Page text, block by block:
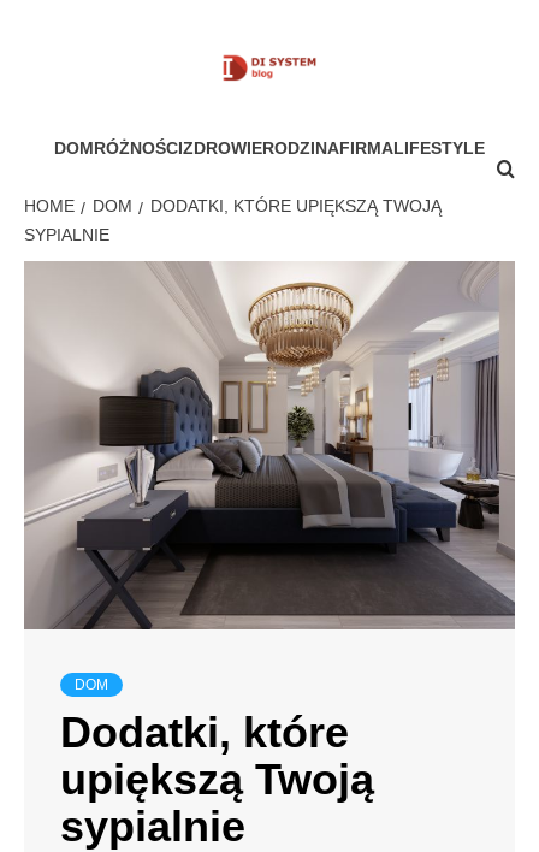
MÓJ SYSTEM
DOMRÓŻNOŚCIZDROWIERODZINAFIRMALIFESTYLE
HOME DOM
DODATKI, KTÓRE UPIĘKSZĄ TWOJĄ
SYPIALNIE
DOM
Dodatki, które
upiększą Twoją
sypialnie